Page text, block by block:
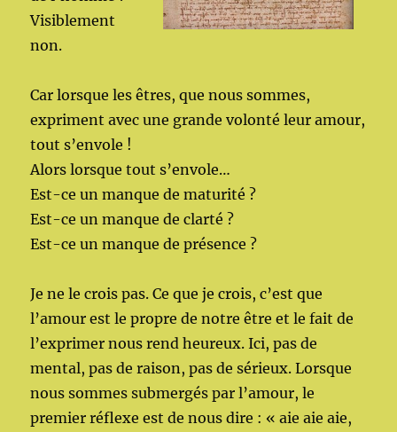
Visiblement
non.
Car lorsque les êtres, que nous sommes,
expriment avec une grande volonté leur amour,
tout s’envole !
Alors lorsque tout s’envole…
Est-ce un manque de maturité ?
Est-ce un manque de clarté ?
Est-ce un manque de présence ?
Je ne le crois pas. Ce que je crois, c’est que
l’amour est le propre de notre être et le fait de
l’exprimer nous rend heureux. Ici, pas de
mental, pas de raison, pas de sérieux. Lorsque
nous sommes submergés par l’amour, le
premier réflexe est de nous dire : « aie aie aie,